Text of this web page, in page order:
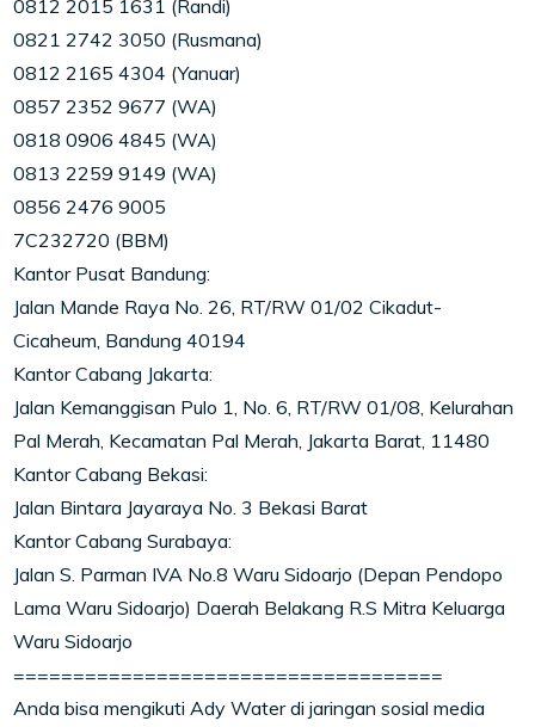
0812 2015 1631 (Randi)
0821 2742 3050 (Rusmana)
0812 2165 4304 (Yanuar)
0857 2352 9677 (WA)
0818 0906 4845 (WA)
0813 2259 9149 (WA)
0856 2476 9005
7C232720 (BBM)
Kantor Pusat Bandung:
Jalan Mande Raya No. 26, RT/RW 01/02 Cikadut-
Cicaheum, Bandung 40194
Kantor Cabang Jakarta:
Jalan Kemanggisan Pulo 1, No. 6, RT/RW 01/08, Kelurahan
Pal Merah, Kecamatan Pal Merah, Jakarta Barat, 11480
Kantor Cabang Bekasi:
Jalan Bintara Jayaraya No. 3 Bekasi Barat
Kantor Cabang Surabaya:
Jalan S. Parman IVA No.8 Waru Sidoarjo (Depan Pendopo
Lama Waru Sidoarjo) Daerah Belakang R.S Mitra Keluarga
Waru Sidoarjo
====================================
Anda bisa mengikuti Ady Water di jaringan sosial media